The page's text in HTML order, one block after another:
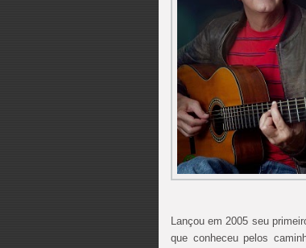
Lançou em 2005 seu
que conheceu pelos